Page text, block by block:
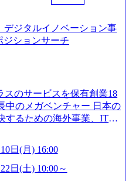
デジタルイノベーション事
ジションサーチ
スのサービスを保有創業18
中のメガベンチャー 日本の
するための海外事業、IT事
ンハウスの組織体制をとっ
の人員調達できる 独立資
自由度が高い https://storag
日(月) 16:00
日(土) 10:00～